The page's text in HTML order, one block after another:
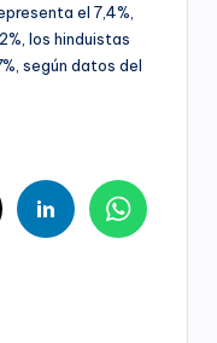
el 7,4%,
los hinduistas
según datos del